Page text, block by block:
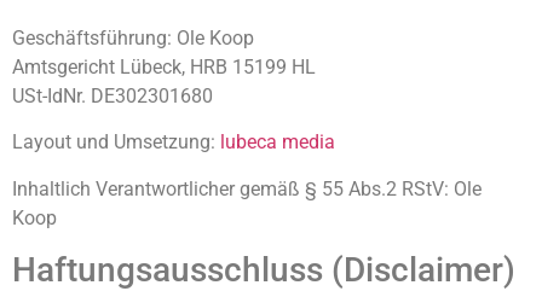
Geschäftsführung: Ole Koop
Amtsgericht Lübeck, HRB 15199 HL
USt-IdNr. DE302301680
Layout und Umsetzung: lubeca media
Inhaltlich Verantwortlicher gemäß § 55 Abs.2 RStV: Ole
Koop
Haftungsausschluss (Disclaimer)